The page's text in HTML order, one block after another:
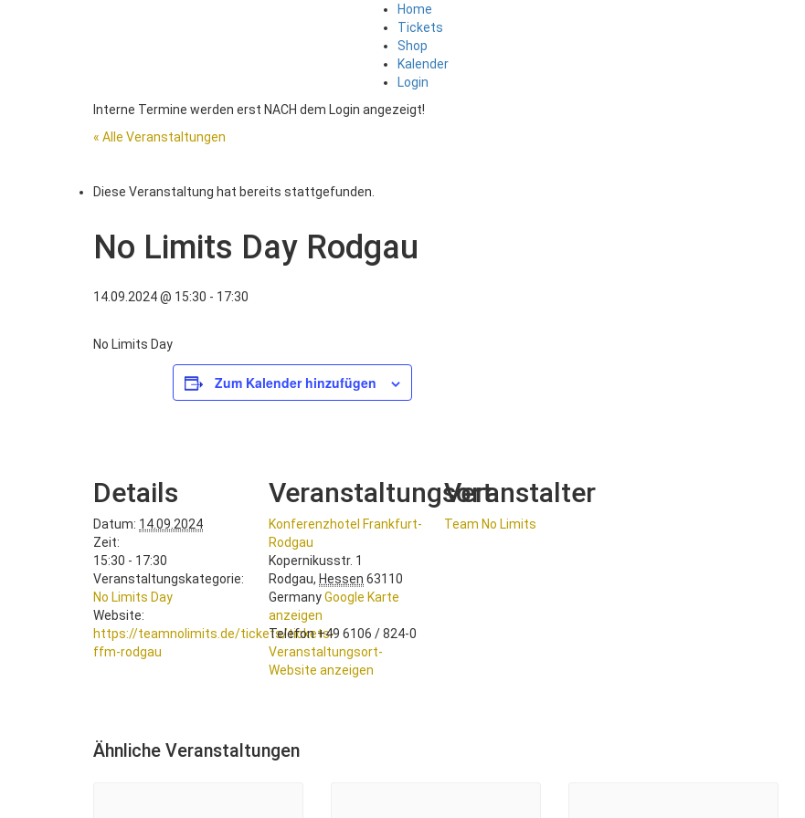
Home
Tickets
Shop
Kalender
Login
Interne Termine werden erst NACH dem Login angezeigt!
« Alle Veranstaltungen
Diese Veranstaltung hat bereits stattgefunden.
No Limits Day Rodgau
14.09.2024 @ 15:30 - 17:30
No Limits Day
Zum Kalender hinzufügen
Details
Datum: 14.09.2024
Zeit:
15:30 - 17:30
Veranstaltungskategorie:
No Limits Day
Website:
https://teamnolimits.de/tickets/tickets-
ffm-rodgau
Veranstaltungsort
Konferenzhotel Frankfurt-
Rodgau
Kopernikusstr. 1
Rodgau, Hessen 63110
GermanyGoogle Karte
anzeigen
Telefon +49 6106 / 824-0
Veranstaltungsort-
Website anzeigen
Veranstalter
Team No Limits
Ähnliche Veranstaltungen